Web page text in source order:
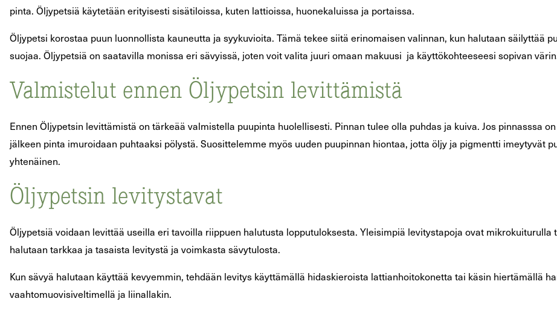
pinta. Öljypetsiä käytetään erityisesti sisätiloissa, kuten lattioissa, huonekaluissa ja portaissa.
Öljypetsi korostaa puun luonnollista kauneutta ja syykuvioita. Tämä tekee siitä erinomaisen valinnan, kun halutaan säilyttää
suojaa. Öljypetsiä on saatavilla monissa eri sävyissä, joten voit valita juuri omaan makuusi ja käyttökohteeseesi sopivan
Valmistelut ennen Öljypetsin levittämistä
Ennen Öljypetsin levittämistä on tärkeää valmistella puupinta huolellisesti. Pinnan tulee olla puhdas ja kuiva. Jos pinnasssa
jälkeen pinta imuroidaan puhtaaksi pölystä. Suosittelemme myös uuden puupinnan hiontaa, jotta öljy ja pigmentti imeytyvät
yhtenäinen.
Öljypetsin levitystavat
Öljypetsiä voidaan levittää useilla eri tavoilla riippuen halutusta lopputuloksesta. Yleisimpiä levitystapoja ovat
halutaan tarkkaa ja tasaista levitystä ja voimkasta sävytulosta.
Kun sävyä halutaan käyttää kevyemmin, tehdään levitys käyttämällä hidaskieroista lattianhoitokonetta tai käsin hiertämällä
vaahtomuovisiveltimellä ja liinallakin.